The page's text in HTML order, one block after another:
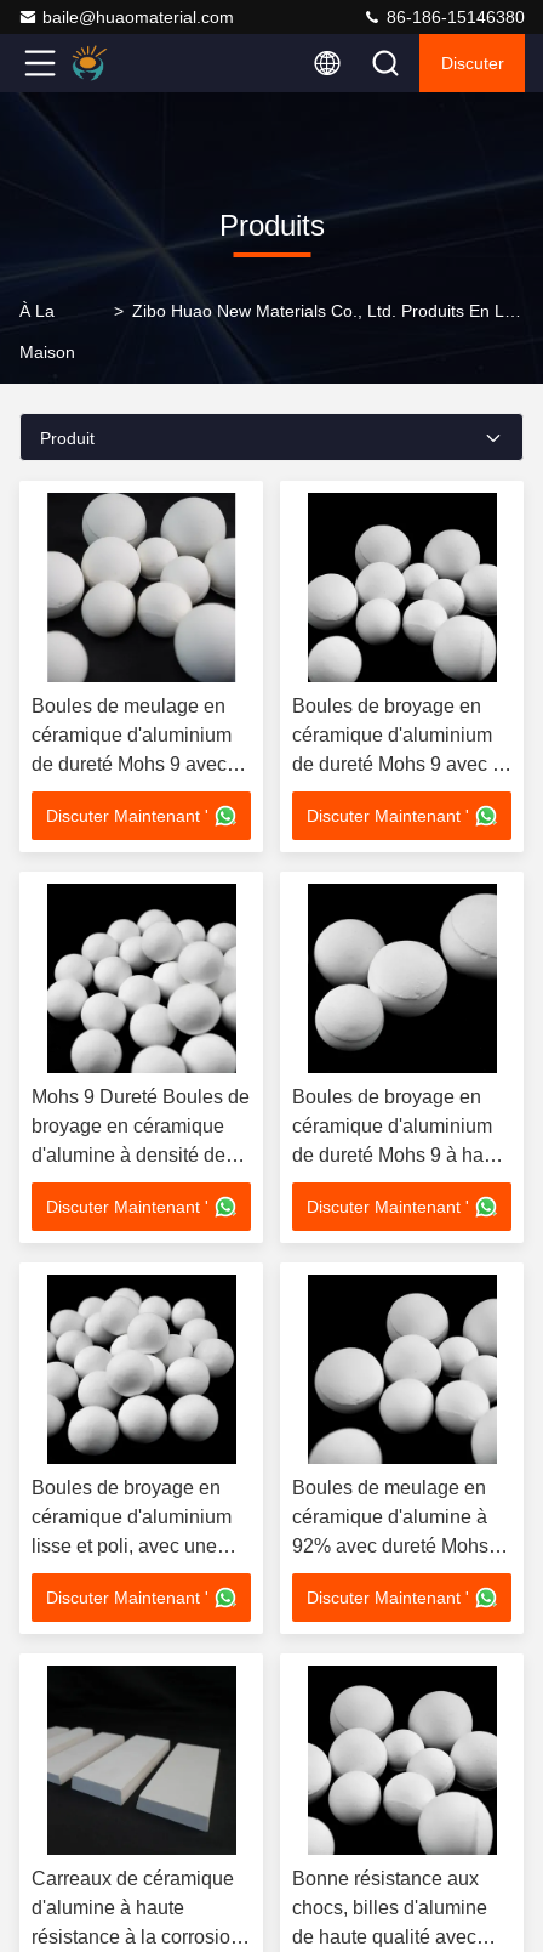
baile@huaomaterial.com 86-186-15146380
Discuter
Produits
À La
Maison
>
Produit
Boules de meulage en
céramique d'aluminium
de dureté Mohs 9 avec
une excellente résistance
à la corrosion et une
taille personnalisable de
1 mm à 100 mm
Discuter Maintenant '
Boules de broyage en
céramique d'aluminium
de dureté Mohs 9 avec ≥
3,6 G/cm3 Densité en
vrac et taille
personnalisable 1 mm-
100 mm pour le broyage
Discuter Maintenant '
Mohs 9 Dureté Boules de
broyage en céramique
d'alumine à densité de
masse 3,6 G/cm3 Idéal
pour les applications de
broyage à l'humidité
Discuter Maintenant '
Boules de broyage en
céramique d'aluminium
de dureté Mohs 9 à haute
résistance à la corrosion
et tailles
personnalisables pour
l'exploitation minière
Discuter Maintenant '
Boules de broyage en
céramique d'aluminium
lisse et poli, avec une
densité de masse ≥ 3,6
G/cm3 et une conception
personnalisable pour un
broyage efficace
Discuter Maintenant '
Boules de meulage en
céramique d'alumine à
92% avec dureté Mohs 9
et excellente résistance à
la corrosion pour
l'exploitation minière et le
traitement chimique
Discuter Maintenant '
Carreaux de céramique
d'alumine à haute
résistance à la corrosion
Bonne résistance aux
chocs, billes d'alumine
de haute qualité avec